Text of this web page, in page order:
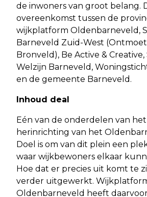
de inwoners van groot belang.
overeenkomst tussen de
wijkplatform Oldenbarneveld,
Barneveld Zuid-West
Bronveld), Be Active &
Welzijn Barneveld,
en de gemeente Barneveld.
Inhoud deal
Eén van de onderdelen van het
herinrichting van het
Doel is om van dit plein een
waar wijkbewoners elkaar
Hoe dat er precies uit komt te
verder uitgewerkt.
Oldenbarneveld heeft